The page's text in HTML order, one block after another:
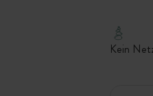
Kein